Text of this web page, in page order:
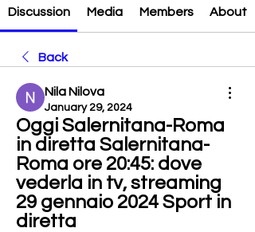
Discussion Media Members About
Back
Nila Nilova
January 29, 2024
Oggi Salernitana-Roma
in diretta Salernitana-
Roma ore 20:45: dove
vederla in tv, streaming
29 gennaio 2024 Sport in
diretta